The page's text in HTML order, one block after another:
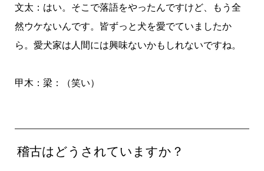
文太：はい。そこで落語をやったんですけど、もう全
然ウケないんです。皆ずっと犬を愛でていましたか
ら。愛犬家は人間には興味ないかもしれないですね。
甲木：梁：（笑い）
稽古はどうされていますか？